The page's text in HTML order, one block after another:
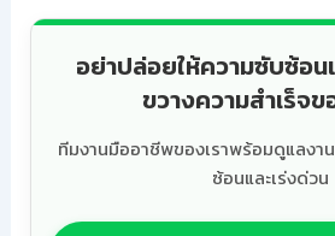
อย่าปล่อยให้ความซับซ้อน
ขวางความสำเร็จ
ทีมงานมืออาชีพของเราพร้อมดูแลง
ซ้อนและเร่งด่วน